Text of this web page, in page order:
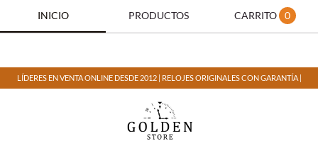
INICIO PRODUCTOS CARRITO 0
LÍDERES EN VENTA ONLINE DESDE 2012 | RELOJES ORIGINALES CON GARANTÍA |